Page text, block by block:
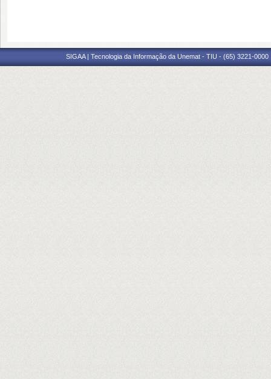
SIGAA | Tecnologia da Informação da Unemat - TIU - (65) 3221-